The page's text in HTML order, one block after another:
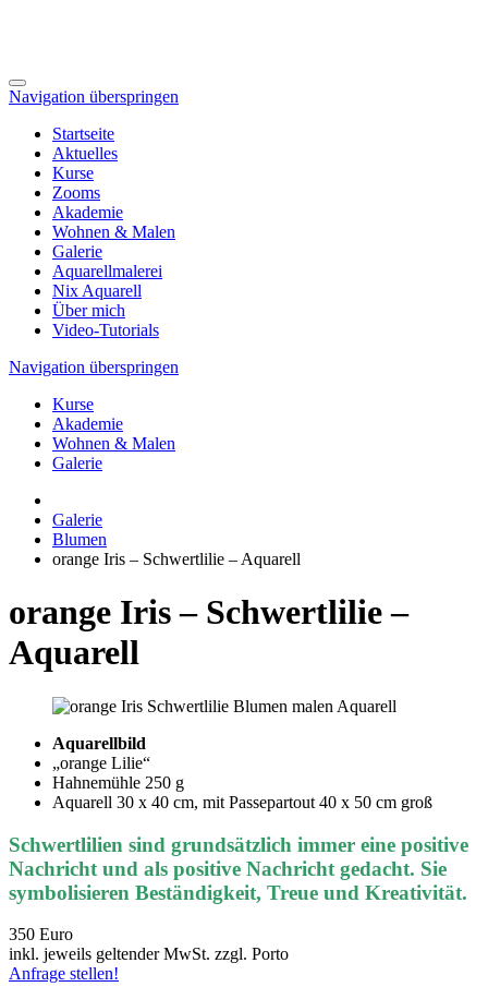
Navigation überspringen
Startseite
Aktuelles
Kurse
Zooms
Akademie
Wohnen & Malen
Galerie
Aquarellmalerei
Nix Aquarell
Über mich
Video-Tutorials
Navigation überspringen
Kurse
Akademie
Wohnen & Malen
Galerie
Galerie
Blumen
orange Iris – Schwertlilie – Aquarell
orange Iris – Schwertlilie –
Aquarell
Aquarellbild
„orange Lilie“
Hahnemühle 250 g
Aquarell 30 x 40 cm, mit Passepartout 40 x 50 cm groß
Schwertlilien sind grundsätzlich immer eine positive
Nachricht und als positive Nachricht gedacht. Sie
symbolisieren Beständigkeit, Treue und Kreativität.
350 Euro
inkl. jeweils geltender MwSt. zzgl. Porto
Anfrage stellen!